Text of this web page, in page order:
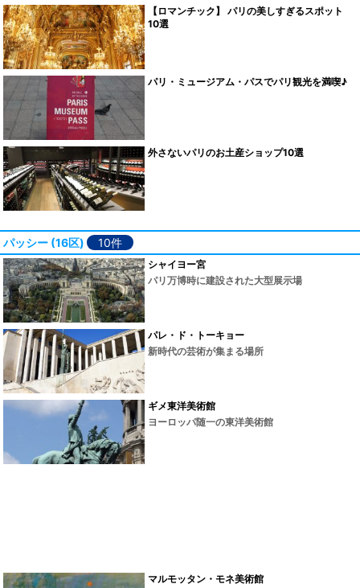
【ロマンチック】 パリの美しすぎるスポット
10選
パリ・ミュージアム・パスでパリ観光を満喫♪
外さないパリのお土産ショップ10選
パッシー (16区) 10件
シャイヨー宮
パリ万博時に建設された大型展示場
パレ・ド・トーキョー
新時代の芸術が集まる場所
ギメ東洋美術館
ヨーロッパ随一の東洋美術館
マルモッタン・モネ美術館